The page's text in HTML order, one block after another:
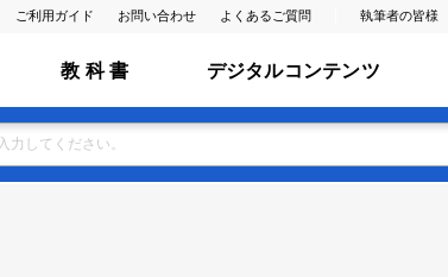
ご利用ガイド お問い合わせ よくあるご質問 執筆者の皆様
教 科 書 デジタルコンテンツ